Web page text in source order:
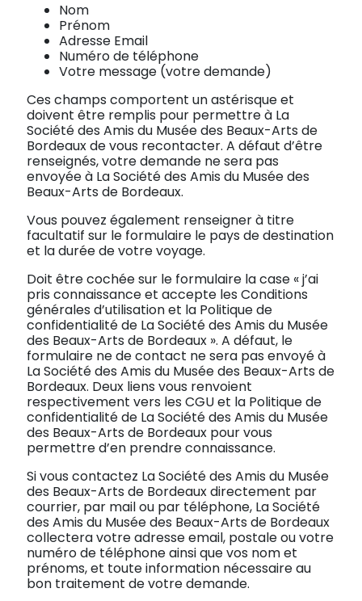
Nom
Prénom
Adresse Email
Numéro de téléphone
Votre message (votre demande)
Ces champs comportent un astérisque et
doivent être remplis pour permettre à La
Société des Amis du Musée des Beaux-Arts de
Bordeaux de vous recontacter. A défaut d’être
renseignés, votre demande ne sera pas
envoyée à La Société des Amis du Musée des
Beaux-Arts de Bordeaux.
Vous pouvez également renseigner à titre
facultatif sur le formulaire le pays de destination
et la durée de votre voyage.
Doit être cochée sur le formulaire la case « j’ai
pris connaissance et accepte les Conditions
générales d’utilisation et la Politique de
confidentialité de La Société des Amis du Musée
des Beaux-Arts de Bordeaux ». A défaut, le
formulaire ne de contact ne sera pas envoyé à
La Société des Amis du Musée des Beaux-Arts de
Bordeaux. Deux liens vous renvoient
respectivement vers les CGU et la Politique de
confidentialité de La Société des Amis du Musée
des Beaux-Arts de Bordeaux pour vous
permettre d’en prendre connaissance.
Si vous contactez La Société des Amis du Musée
des Beaux-Arts de Bordeaux directement par
courrier, par mail ou par téléphone, La Société
des Amis du Musée des Beaux-Arts de Bordeaux
collectera votre adresse email, postale ou votre
numéro de téléphone ainsi que vos nom et
prénoms, et toute information nécessaire au
bon traitement de votre demande.